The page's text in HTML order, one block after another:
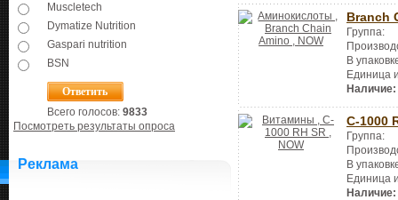
Muscletech
Dymatize Nutrition
Gaspari nutrition
BSN
Всего голосов: 9833
Посмотреть результаты опроса
Реклама
Branch
Группа:
В
Единица
Наличие:
C-1000
Группа:
В
Единица
Наличие: